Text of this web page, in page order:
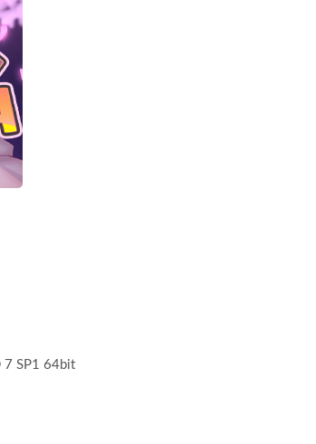
SP1 64bit